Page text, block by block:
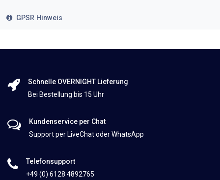
GPSR Hinweis
Schnelle OVERNIGHT Lieferung
Bei Bestellung bis 15 Uhr
Kundenservice per Chat
Support per LiveChat oder WhatsApp
Telefonsupport
+49 (0) 6128 4892765